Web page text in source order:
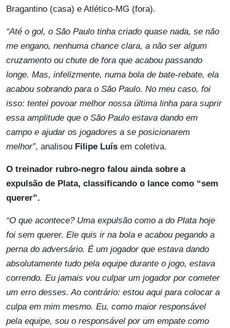
Bragantino (casa) e Atlético-MG (fora).
“Até o gol, o São Paulo tinha criado quase nada, se não
me engano, nenhuma chance clara, a não ser algum
cruzamento ou chute de fora que acabou passando
longe. Mas, infelizmente, numa bola de bate-rebate, ela
acabou sobrando para o São Paulo. No meu caso, foi
isso: tentei povoar melhor nossa última linha para suprir
essa amplitude que o São Paulo estava dando em
campo e ajudar os jogadores a se posicionarem
melhor”, analisou Filipe Luís em coletiva.
O treinador rubro-negro falou ainda sobre a
expulsão de Plata, classificando o lance como “sem
querer”.
“O que acontece? Uma expulsão como a do Plata hoje
foi sem querer. Ele quis ir na bola e acabou pegando a
perna do adversário. É um jogador que estava dando
absolutamente tudo pela equipe durante o jogo, estava
correndo. Eu jamais vou culpar um jogador por cometer
um erro desses. Ao contrário: estou aqui para colocar a
culpa em mim mesmo. Eu, como maior responsável
pela equipe, sou o responsável por um empate como